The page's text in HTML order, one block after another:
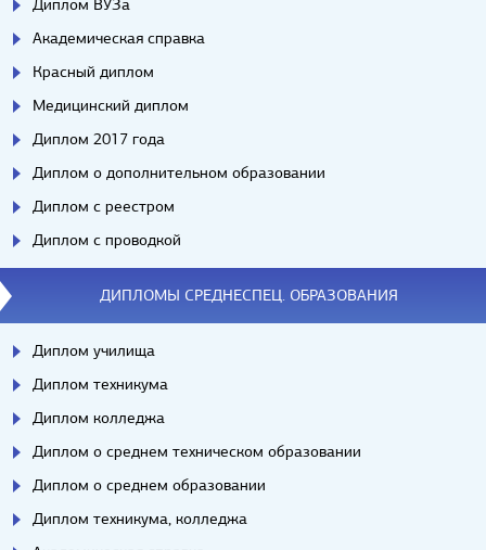
Диплом ВУЗа
Академическая справка
Красный диплом
Медицинский диплом
Диплом 2017 года
Диплом о дополнительном образовании
Диплом с реестром
Диплом с проводкой
ДИПЛОМЫ СРЕДНЕСПЕЦ. ОБРАЗОВАНИЯ
Диплом училища
Диплом техникума
Диплом колледжа
Диплом о среднем техническом образовании
Диплом о среднем образовании
Диплом техникума, колледжа